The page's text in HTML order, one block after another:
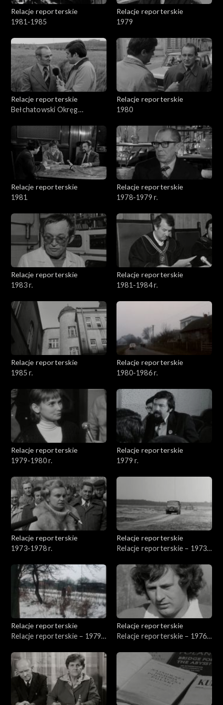
Relacje reporterskie
1981-1985
Relacje reporterskie
1979
Relacje reporterskie
Bełchatowski Okręg
Relacje reporterskie
1980
Relacje reporterskie
1981
Relacje reporterskie
1978-1979 r.
Relacje reporterskie
1983 r.
Relacje reporterskie
1981-1984 r.
Relacje reporterskie
1985 r.
Relacje reporterskie
1980-1986 r.
Relacje reporterskie
1979-1980 r.
Relacje reporterskie
1979 r.
Relacje reporterskie
1973-1978 r.
Relacje reporterskie
Relacje reporterskie – 1973
Relacje reporterskie
Relacje reporterskie – 1979-
Relacje reporterskie
Relacje reporterskie – 1976-